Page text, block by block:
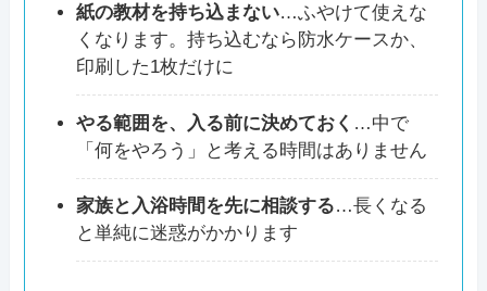
紙の教材を持ち込まない…ふやけて使えな
くなります。持ち込むなら防水ケースか、
印刷した1枚だけに
やる範囲を、入る前に決めておく …中で
「何をやろう」と考える時間はありません
家族と入浴時間を先に相談する…長くなる
と単純に迷惑がかかります